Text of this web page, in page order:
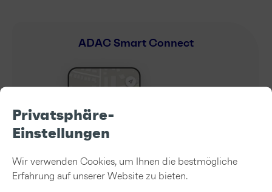
Privatsphäre-
Einstellungen
Wir verwenden Cookies, um Ihnen die bestmögliche
Erfahrung auf unserer Website zu bieten.
ADAC Smart Connect